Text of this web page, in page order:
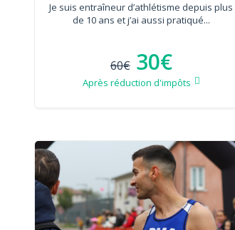
Je suis entraîneur d’athlétisme depuis plus
de 10 ans et j’ai aussi pratiqué...
60€ 30€
Après réduction d'impôts